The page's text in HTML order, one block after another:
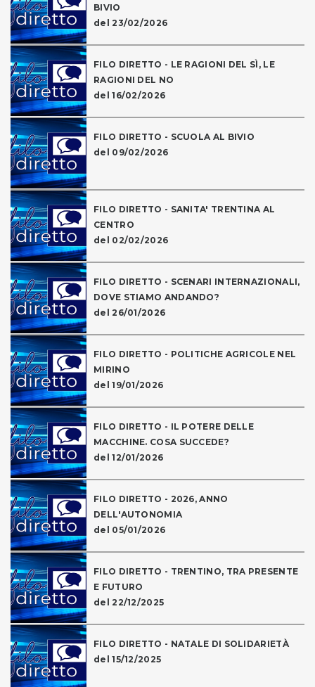
BIVIO
del 23/02/2026
FILO DIRETTO - LE RAGIONI DEL SÌ, LE
RAGIONI DEL NO
del 16/02/2026
FILO DIRETTO - SCUOLA AL BIVIO
del 09/02/2026
FILO DIRETTO - SANITA' TRENTINA AL
CENTRO
del 02/02/2026
FILO DIRETTO - SCENARI INTERNAZIONALI,
DOVE STIAMO ANDANDO?
del 26/01/2026
FILO DIRETTO - POLITICHE AGRICOLE NEL
MIRINO
del 19/01/2026
FILO DIRETTO - IL POTERE DELLE
MACCHINE. COSA SUCCEDE?
del 12/01/2026
FILO DIRETTO - 2026, ANNO
DELL'AUTONOMIA
del 05/01/2026
FILO DIRETTO - TRENTINO, TRA PRESENTE
E FUTURO
del 22/12/2025
FILO DIRETTO - NATALE DI SOLIDARIETÀ
del 15/12/2025